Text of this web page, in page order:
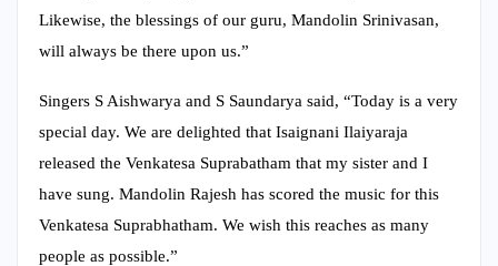
Likewise, the blessings of our guru, Mandolin Srinivasan,
will always be there upon us.”
Singers S Aishwarya and S Saundarya said, “Today is a very
special day. We are delighted that Isaignani Ilaiyaraja
released the Venkatesa Suprabatham that my sister and I
have sung. Mandolin Rajesh has scored the music for this
Venkatesa Suprabhatham. We wish this reaches as many
people as possible.”